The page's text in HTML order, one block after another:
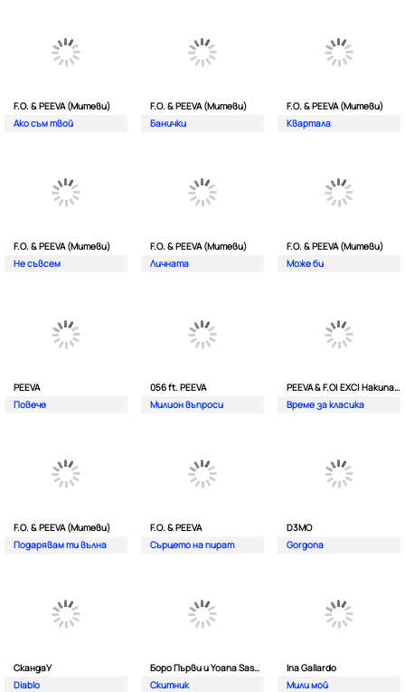
F.O. & PEEVA (Митеви)
Ако съм твой
F.O. & PEEVA (Митеви)
Банички
F.O. & PEEVA (Митеви)
Квартала
F.O. & PEEVA (Митеви)
Не съвсем
F.O. & PEEVA (Митеви)
Личната
F.O. & PEEVA (Митеви)
Мoже би
PEEVA
Повече
056 ft. PEEVA
Милион въпроси
PEEVA & F.O| EXC| Hakunata ft. Tri'o Quatro
Време за класика
F.O. & PEEVA (Митеви)
Подарявам ти вълна
F.O. & PEEVA
Сърцето на пират
D3MO
Gorgona
СкандаУ
Diablo
Боро Първи и Yoana Sashova
Скитник
Ina Gallardo
Мили мой